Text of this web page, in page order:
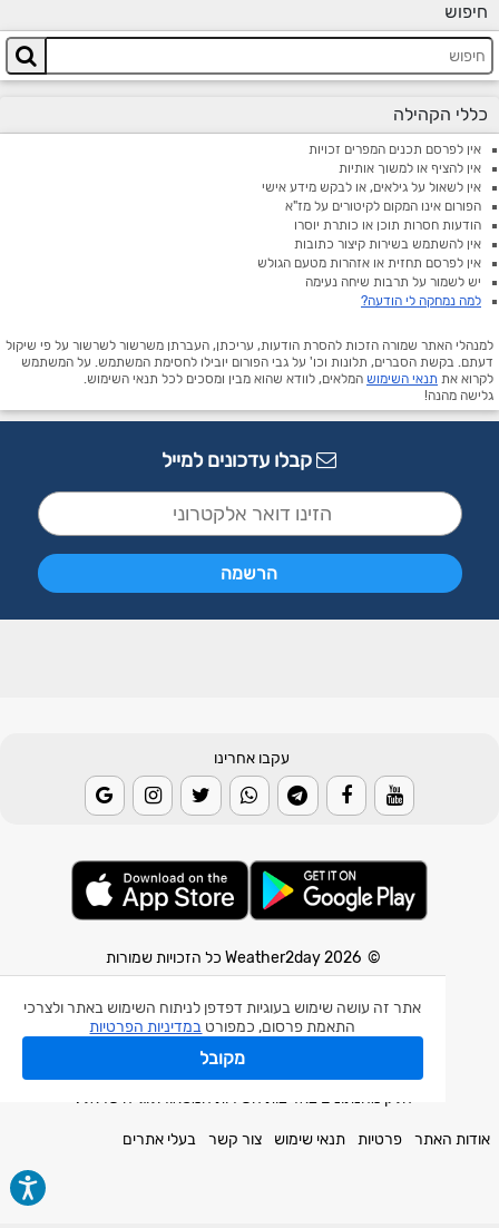
אתר זה עושה שימוש בעוגיות דפדפן לניתוח השימוש באתר ולצרכי
התאמת פרסום, כמפורט במדיניות הפרטיות
מקובל
חיפוש
כללי הקהילה
אין לפרסם תכנים המפרים זכויות
אין להציף או למשוך אותיות
אין לשאול על גילאים, או לבקש מידע אישי
הפורום אינו המקום לקיטורים על מז"א
הודעות חסרות תוכן או כותרת יוסרו
אין להשתמש בשירות קיצור כתובות
אין לפרסם תחזית או אזהרות מטעם הגולש
יש לשמור על תרבות שיחה נעימה
למה נמחקה לי הודעה?
למנהלי האתר שמורה הזכות להסרת הודעות, עריכתן, העברתן משרשור לשרשור על פי שיקול
דעתם. בקשת הסברים, תלונות וכו' על גבי הפורום יובילו לחסימת המשתמש. על המשתמש
לקרוא את תנאי השימוש המלאים, לוודא שהוא מבין ומסכים לכל תנאי השימוש.
גלישה מהנה!
קבלו עדכונים למייל
עקבו אחרינו
© 2026 Weather2day כל הזכויות שמורות
אפליקצית מזג אוויר
אפליקצית רעידת אדמה
אפליקצית מכ"ם גשם
חלק מהנתונים באדיבות השירות המטאורולוגי הישראלי.
אודות האתר פרטיות תנאי שימוש צור קשר בעלי אתרים